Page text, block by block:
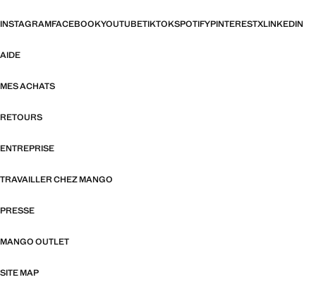
INSTAGRAMFACEBOOKYOUTUBETIKTOKSPOTIFYPINTERESTXLINKEDIN
AIDE
MES ACHATS
RETOURS
ENTREPRISE
TRAVAILLER CHEZ MANGO
PRESSE
MANGO OUTLET
SITE MAP